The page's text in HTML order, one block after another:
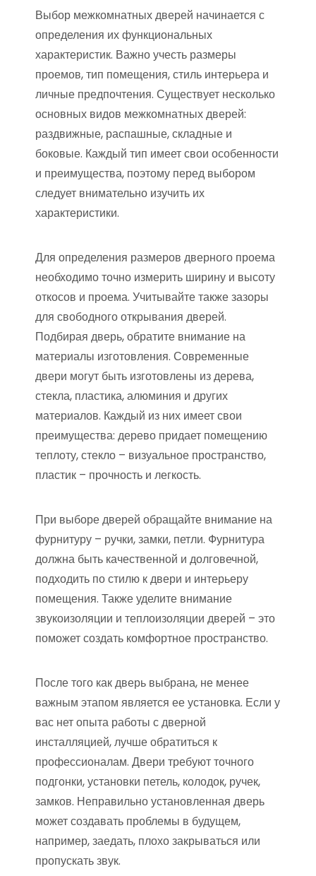
Выбор межкомнатных дверей начинается с
определения их функциональных
характеристик. Важно учесть размеры
проемов, тип помещения, стиль интерьера и
личные предпочтения. Существует несколько
основных видов межкомнатных дверей:
раздвижные, распашные, складные и
боковые. Каждый тип имеет свои особенности
и преимущества, поэтому перед выбором
следует внимательно изучить их
характеристики.
Для определения размеров дверного проема
необходимо точно измерить ширину и высоту
откосов и проема. Учитывайте также зазоры
для свободного открывания дверей.
Подбирая дверь, обратите внимание на
материалы изготовления. Современные
двери могут быть изготовлены из дерева,
стекла, пластика, алюминия и других
материалов. Каждый из них имеет свои
преимущества: дерево придает помещению
теплоту, стекло – визуальное пространство,
пластик – прочность и легкость.
При выборе дверей обращайте внимание на
фурнитуру – ручки, замки, петли. Фурнитура
должна быть качественной и долговечной,
подходить по стилю к двери и интерьеру
помещения. Также уделите внимание
звукоизоляции и теплоизоляции дверей – это
поможет создать комфортное пространство.
После того как дверь выбрана, не менее
важным этапом является ее установка. Если у
вас нет опыта работы с дверной
инсталляцией, лучше обратиться к
профессионалам. Двери требуют точного
подгонки, установки петель, колодок, ручек,
замков. Неправильно установленная дверь
может создавать проблемы в будущем,
например, заедать, плохо закрываться или
пропускать звук.